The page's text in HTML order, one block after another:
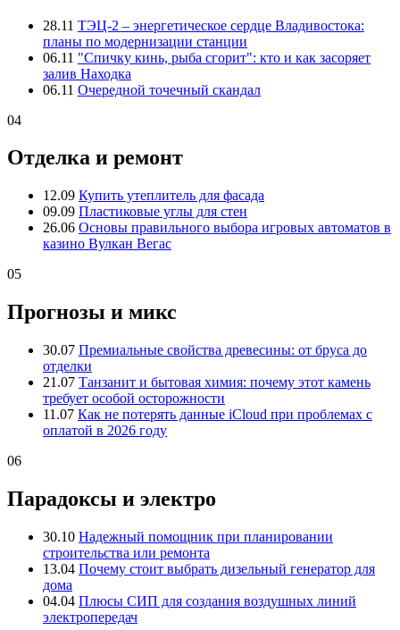
28.11 ТЭЦ-2 – энергетическое сердце Владивостока:
планы по модернизации станции
06.11 "Спичку кинь, рыба сгорит": кто и как засоряет
залив Находка
06.11 Очередной точечный скандал
04
Отделка и ремонт
12.09 Купить утеплитель для фасада
09.09 Пластиковые углы для стен
26.06 Основы правильного выбора игровых автоматов в
казино Вулкан Вегас
05
Прогнозы и микс
30.07 Премиальные свойства древесины: от бруса до
отделки
21.07 Танзанит и бытовая химия: почему этот камень
требует особой осторожности
11.07 Как не потерять данные iCloud при проблемах с
оплатой в 2026 году
06
Парадоксы и электро
30.10 Надежный помощник при планировании
строительства или ремонта
13.04 Почему стоит выбрать дизельный генератор для
дома
04.04 Плюсы СИП для создания воздушных линий
электропередач